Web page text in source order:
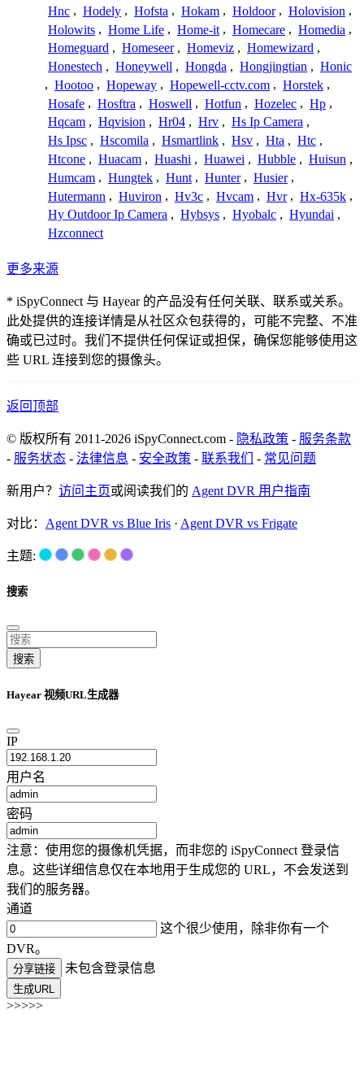
Hnc , Hodely , Hofsta , Hokam , Holdoor , Holovision ,
Holowits , Home Life , Home-it , Homecare , Homedia ,
Homeguard , Homeseer , Homeviz , Homewizard ,
Honestech , Honeywell , Hongda , Hongjingtian , Honic
, Hootoo , Hopeway , Hopewell-cctv.com , Horstek ,
Hosafe , Hosftra , Hoswell , Hotfun , Hozelec , Hp ,
Hqcam , Hqvision , Hr04 , Hrv , Hs Ip Camera ,
Hs Ipsc , Hscomila , Hsmartlink , Hsv , Hta , Htc ,
Htcone , Huacam , Huashi , Huawei , Hubble , Huisun ,
Humcam , Hungtek , Hunt , Hunter , Husier ,
Hutermann , Huviron , Hv3c , Hvcam , Hvr , Hx-635k ,
Hy Outdoor Ip Camera , Hybsys , Hyobalc , Hyundai ,
Hzconnect
更多来源
* iSpyConnect 与 Hayear 的产品没有任何关联、联系或关系。
此处提供的连接详情是从社区众包获得的，可能不完整、不准
确或已过时。我们不提供任何保证或担保，确保您能够使用这
些 URL 连接到您的摄像头。
返回顶部
© 版权所有 2011-2026 iSpyConnect.com - 隐私政策 - 服务条款
- 服务状态 - 法律信息 - 安全政策 - 联系我们 - 常见问题
新用户？ 访问主页或阅读我们的 Agent DVR 用户指南
对比： Agent DVR vs Blue Iris · Agent DVR vs Frigate
主题:
搜索
搜索
Hayear 视频URL生成器
IP
用户名
密码
注意：使用您的摄像机凭据，而非您的 iSpyConnect 登录信
息。这些详细信息仅在本地用于生成您的 URL，不会发送到
我们的服务器。
通道
这个很少使用，除非你有一个
DVR。
分享链接 未包含登录信息
生成URL
>>>>>